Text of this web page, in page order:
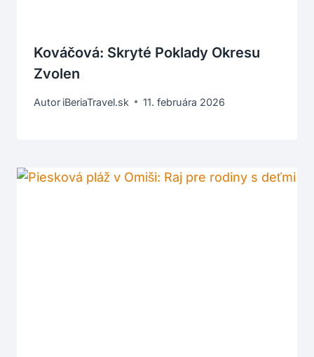
Kováčová: Skryté Poklady Okresu
Zvolen
Autor iBeriaTravel.sk 11. februára 2026